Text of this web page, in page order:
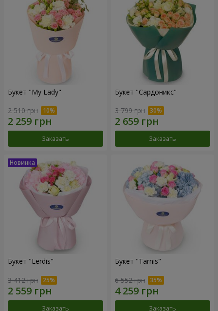
Букет "My Lady"
2 510 грн
Заказать
Букет "Сардоникс"
3 799 грн
Заказать
Букет "Lerdis"
3 412 грн
Заказать
Букет "Tarnis"
6 552 грн
Заказать